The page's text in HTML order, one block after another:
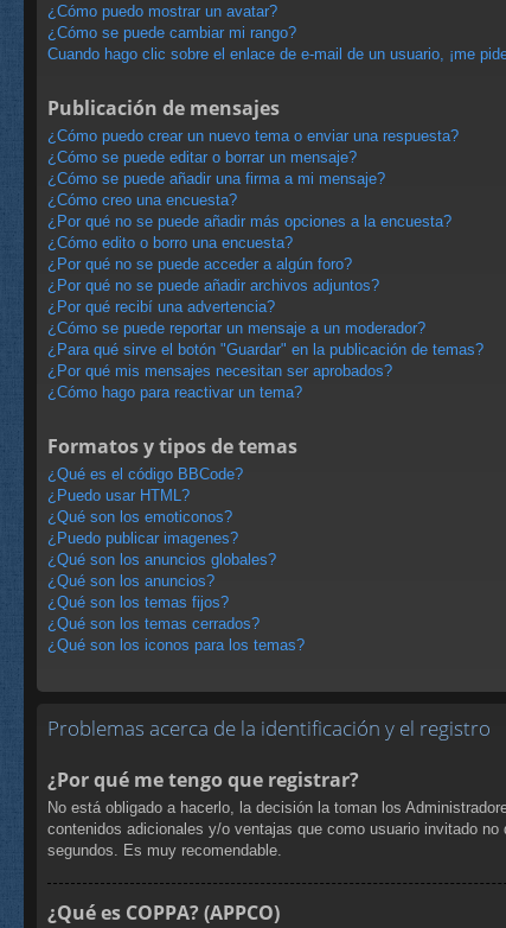
¿Cómo puedo mostrar un avatar?
¿Cómo se puede cambiar mi rango?
Cuando hago clic sobre el enlace de e-mail de un usuario, ¡me
Publicación de mensajes
¿Cómo puedo crear un nuevo tema o enviar una respuesta?
¿Cómo se puede editar o borrar un mensaje?
¿Cómo se puede añadir una firma a mi mensaje?
¿Cómo creo una encuesta?
¿Por qué no se puede añadir más opciones a la encuesta?
¿Cómo edito o borro una encuesta?
¿Por qué no se puede acceder a algún foro?
¿Por qué no se puede añadir archivos adjuntos?
¿Por qué recibí una advertencia?
¿Cómo se puede reportar un mensaje a un moderador?
¿Para qué sirve el botón "Guardar" en la publicación de temas?
¿Por qué mis mensajes necesitan ser aprobados?
¿Cómo hago para reactivar un tema?
Formatos y tipos de temas
¿Qué es el código BBCode?
¿Puedo usar HTML?
¿Qué son los emoticonos?
¿Puedo publicar imagenes?
¿Qué son los anuncios globales?
¿Qué son los anuncios?
¿Qué son los temas fijos?
¿Qué son los temas cerrados?
¿Qué son los iconos para los temas?
Problemas acerca de la identificación y el registro
¿Por qué me tengo que registrar?
No está obligado a hacerlo, la decisión la toman los
contenidos adicionales y/o ventajas que como usuario invitado
segundos. Es muy recomendable.
¿Qué es COPPA? (APPCO)